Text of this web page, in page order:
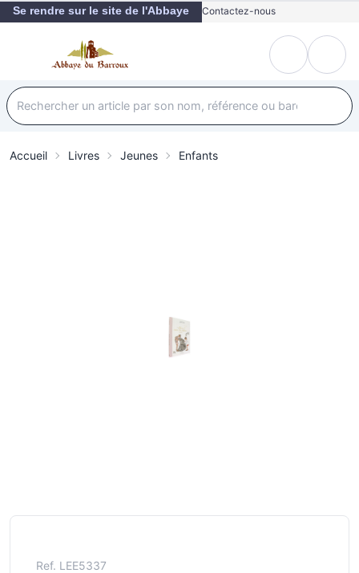
Se rendre sur le site de l'Abbaye Contactez-nous
Accueil Livres Jeunes Enfants
Ref. LEE5337